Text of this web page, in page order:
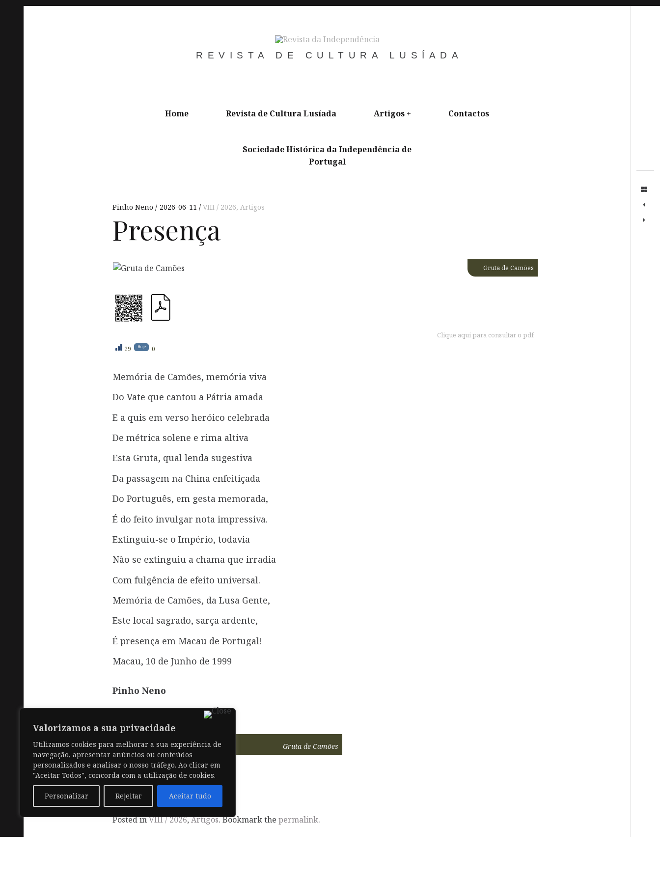
Valorizamos a sua privacidade
Utilizamos cookies para melhorar a sua experiência de
navegação, apresentar anúncios ou conteúdos
personalizados e analisar o nosso tráfego. Ao clicar em
"Aceitar Todos", concorda com a utilização de cookies.
Personalizar Rejeitar Aceitar tudo
REVISTA DE CULTURA LUSÍADA
Home Revista de Cultura Lusíada Artigos + Contactos
Sociedade Histórica da Independência de
Portugal
Pinho Neno 2026-06-11 VIII / 2026,Artigos
Presença
Gruta de Camões
Clique aqui para consultar o pdf
29 Hoje 0
Memória de Camões, memória viva
Do Vate que cantou a Pátria amada
E a quis em verso heróico celebrada
De métrica solene e rima altiva
Esta Gruta, qual lenda sugestiva
Da passagem na China enfeitiçada
Do Português, em gesta memorada,
É do feito invulgar nota impressiva.
Extinguiu-se o Império, todavia
Não se extinguiu a chama que irradia
Com fulgência de efeito universal.
Memória de Camões, da Lusa Gente,
Este local sagrado, sarça ardente,
É presença em Macau de Portugal!
Macau, 10 de Junho de 1999
Pinho Neno
Gruta de Camões
Posted inVIII / 2026,Artigos. Bookmark thepermalink.